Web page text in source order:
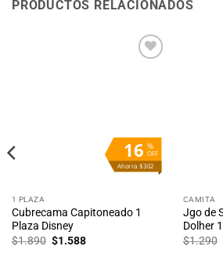
PRODUCTOS RELACIONADOS
%
OFF
16
Ahorra $302
1 PLAZA
Cubrecama Capitoneado 1
Plaza Disney
$1.890 El
$1.588El
CAMITA
Jgo de
Dolher
$1.290